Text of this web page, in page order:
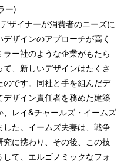
ー)
ザイナーが消費者のニーズに
ザインのアプローチが高く
ー社のような企業がもたら
、新しいデザインはたくさ
のです。同社と手を組んだデ
ザイン責任者を務めた建築
レイ&チャールズ・イームズ
た。イームズ夫妻は、戦争
に携わり、その後、この技
て、エルゴノミックなフォ